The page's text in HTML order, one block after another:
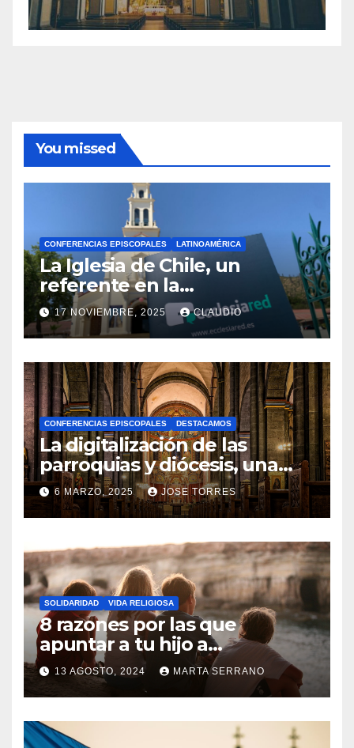
You missed
CONFERENCIAS EPISCOPALES LATINOAMÉRICA
La Iglesia de Chile, un
referente en la
transformación digital
gracias a Ecclesiared
17 NOVIEMBRE, 2025 CLAUDIO
N
O
H
A
Y
C
O
M
N
T
A
R
I
O
S
CONFERENCIAS EPISCOPALES DESTACAMOS
La digitalización de las
parroquias y diócesis, una
realidad ya para el futuro de
la Iglesia
6 MARZO, 2025 JOSE TORRES
N
O
H
A
Y
SOLIDARIDAD VIDA RELIGIOSA
8 razones por las que
apuntar a tu hijo a
Catequesis
13 AGOSTO, 2024 MARTA SERRANO
N
O